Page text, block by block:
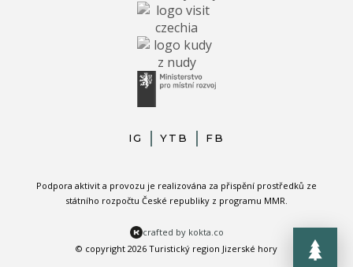
IG YTB FB
Podpora aktivit a provozu je realizována za přispění prostředků ze
státního rozpočtu České republiky z programu MMR.
crafted by kokta.co
© copyright 2026 Turistický region Jizerské hory